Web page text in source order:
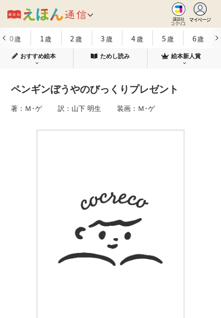
講談社
コクリコ
マイページ
0歳 1歳 2 歳 3歳 4歳 5歳 6歳
おすすめ絵本 ためし読み 絵本新人賞
ペンギンぼうやのびっくりプレゼント
著：Ｍ･ゲ 訳：山下 明生 装画：Ｍ･ゲ